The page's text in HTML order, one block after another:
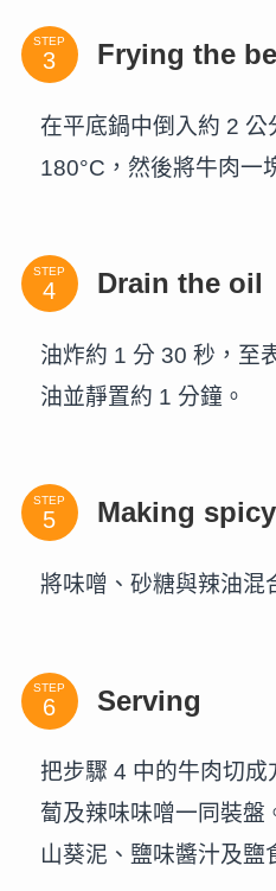
STEP Frying the
在平底鍋中倒入約 2 公
180°C，然後將牛肉一
STEP Drain the oil
油炸約 1 分 30 秒，至
油並靜置約 1 分鐘。
STEP Making
將味噌、砂糖與辣油混
STEP Serving
把步驟 4 中的牛肉切
蔔及辣味味噌一同裝盤
山葵泥、鹽味醬汁及鹽